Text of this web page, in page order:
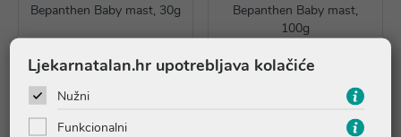
Bepanthen Baby mast, 30g
7,80 €
Dodaj u košaricu
Bepanthen Baby mast,
100g
18,65 €
Ljekarnatalan.hr upotrebljava kolačiće
Nužni
Funkcionalni